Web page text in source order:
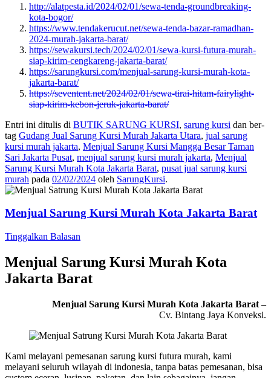
http://alatpesta.id/2024/02/01/sewa-tenda-groundbreaking-
kota-bogor/
https://www.tendakerucut.net/sewa-tenda-bazar-ramadhan-
2024-murah-jakarta-barat/
https://sewakursi.tech/2024/02/01/sewa-kursi-futura-murah-
siap-kirim-cengkareng-jakarta-barat/
https://sarungkursi.com/menjual-sarung-kursi-murah-kota-
jakarta-barat/
https://seventent.net/2024/02/01/sewa-tirai-hitam-fairylight-
siap-kirim-kebon-jeruk-jakarta-barat/
Entri ini ditulis di BUTIK SARUNG KURSI, sarung kursi dan ber-
tag Gudang Jual Sarung Kursi Murah Jakarta Utara, jual sarung
kursi murah jakarta, Menjual Sarung Kursi Mangga Besar Taman
Sari Jakarta Pusat, menjual sarung kursi murah jakarta, Menjual
Sarung Kursi Murah Kota Jakarta Barat, pusat jual sarung kursi
murah pada 02/02/2024 oleh SarungKursi.
Menjual Sarung Kursi Murah Kota Jakarta Barat
Tinggalkan Balasan
Menjual Sarung Kursi Murah Kota
Jakarta Barat
Menjual Sarung Kursi Murah Kota Jakarta Barat –
Cv. Bintang Jaya Konveksi.
Kami melayani pemesanan sarung kursi futura murah, kami
melayani seluruh wilayah di indonesia, tanpa batas pemesanan, bisa